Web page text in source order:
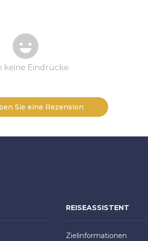
keine Eindrücke.
Sie eine Rezension
REISEASSISTENT
Zielinformationen